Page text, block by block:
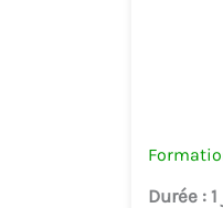
Durée :